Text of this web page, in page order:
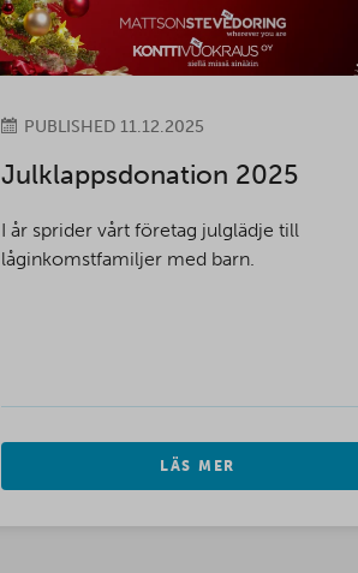
PUBLISHED 11.12.2025
Julklappsdonation 2025
I år sprider vårt företag julglädje till
låginkomstfamiljer med barn.
LÄS MER